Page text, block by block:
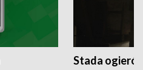
Stada